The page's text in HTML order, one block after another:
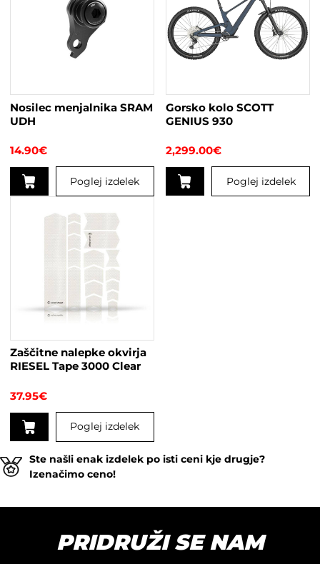
Nosilec menjalnika SRAM
UDH
14.90€
Poglej izdelek
Gorsko kolo SCOTT
GENIUS 930
2,299.00€
Poglej izdelek
Zaščitne nalepke okvirja
RIESEL Tape 3000 Clear
37.95€
Poglej izdelek
Ste našli enak izdelek po isti ceni kje drugje?
Izenačimo ceno!
PRIDRUŽI SE NAM